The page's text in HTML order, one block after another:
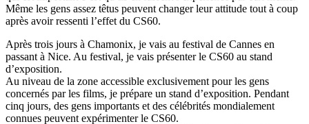
Même les gens assez têtus peuvent changer leur attitude tout à coup
après avoir ressenti l’effet du CS60.
Après trois jours à Chamonix, je vais au festival de Cannes en
passant à Nice. Au festival, je vais présenter le CS60 au stand
d’exposition.
Au niveau de la zone accessible exclusivement pour les gens
concernés par les films, je prépare un stand d’exposition. Pendant
cinq jours, des gens importants et des célébrités mondialement
connues peuvent expérimenter le CS60.